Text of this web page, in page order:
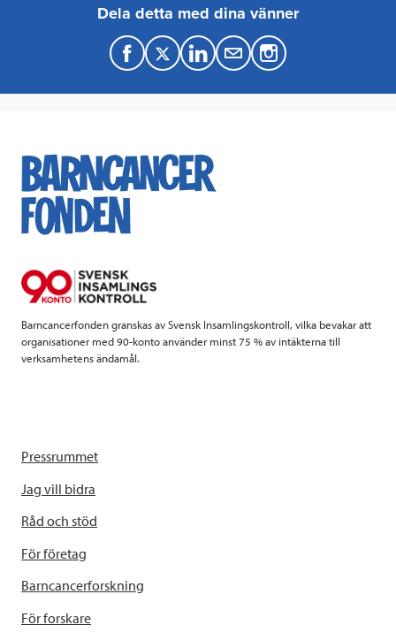
Dela detta med dina vänner
F
a
e
b
k
T
w
t
t
L
i
k
e
M
a
Barncancerfonden granskas av Svensk Insamlingskontroll, vilka bevakar att
organisationer med 90-konto använder minst 75 % av intäkterna till
verksamhetens ändamål.
Pressrummet
Jag vill bidra
Råd och stöd
För företag
Barncancerforskning
För forskare